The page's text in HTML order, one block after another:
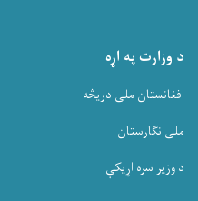
د وزارت په اړه
افغانستان ملی دریڅه
ملی نگارستان
د وزیر سره اړیکې